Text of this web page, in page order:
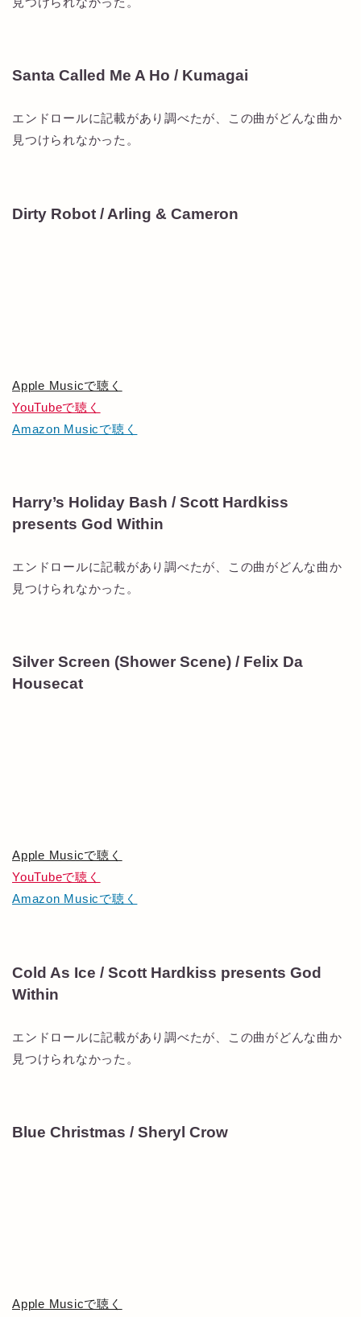
Santa Called Me A Ho / Kumagai
エンドロールに記載があり調べたが、この曲がどんな曲か
見つけられなかった。
Dirty Robot / Arling & Cameron
Apple Musicで聴く
YouTubeで聴く
Amazon Musicで聴く
Harry’s Holiday Bash / Scott Hardkiss
presents God Within
エンドロールに記載があり調べたが、この曲がどんな曲か
見つけられなかった。
Silver Screen (Shower Scene) / Felix Da
Housecat
Apple Musicで聴く
YouTubeで聴く
Amazon Musicで聴く
Cold As Ice / Scott Hardkiss presents God
Within
エンドロールに記載があり調べたが、この曲がどんな曲か
見つけられなかった。
Blue Christmas / Sheryl Crow
Apple Musicで聴く